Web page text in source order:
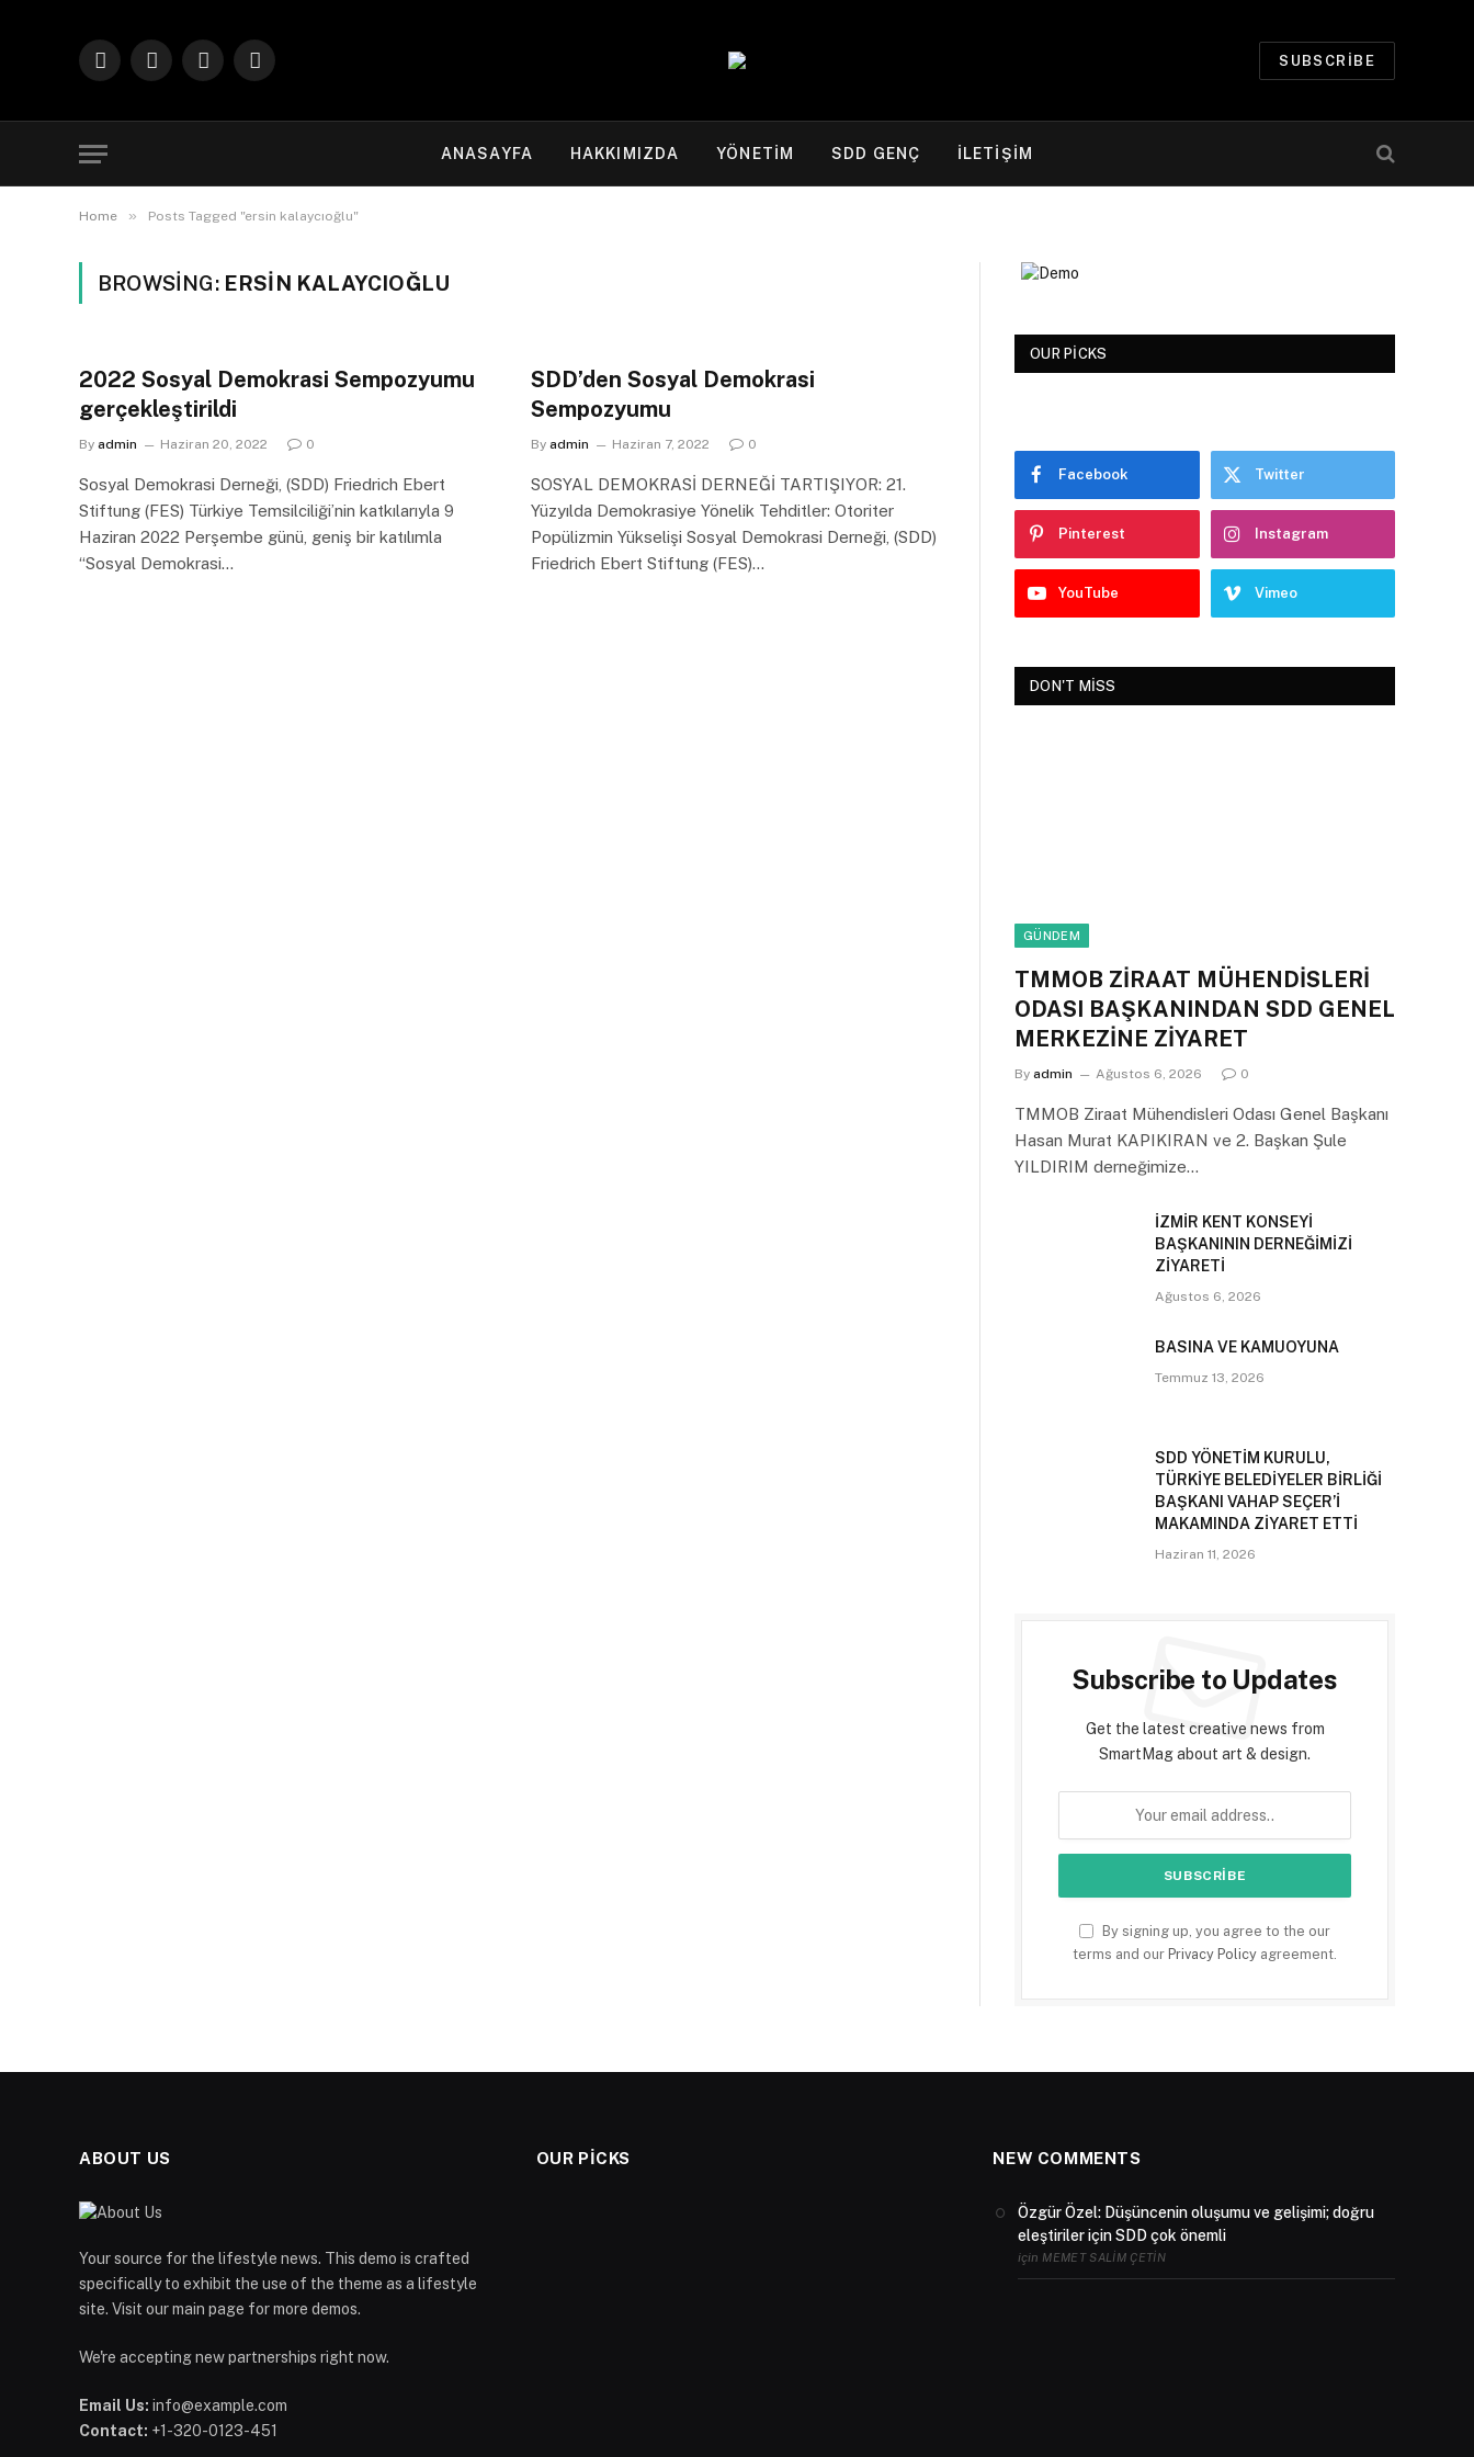
Facebook
X
InstagramYouTube
SUBSCRIBE
ANASAYFA HAKKIMIZDA YÖNETİM SDD GENÇ İLETİŞİM
Home » Posts Tagged "ersin kalaycıoğlu"
BROWSING: ERSIN KALAYCIOĞLU
2022 Sosyal Demokrasi Sempozyumu
gerçekleştirildi
By admin Haziran 20, 2022 0
Sosyal Demokrasi Derneği, (SDD) Friedrich Ebert
Stiftung (FES) Türkiye Temsilciliği’nin katkılarıyla 9
Haziran 2022 Perşembe günü, geniş bir katılımla
“Sosyal Demokrasi…
SDD’den Sosyal Demokrasi
Sempozyumu
By admin Haziran 7, 2022 0
SOSYAL DEMOKRASİ DERNEĞİ TARTIŞIYOR: 21.
Yüzyılda Demokrasiye Yönelik Tehditler: Otoriter
Popülizmin Yükselişi Sosyal Demokrasi Derneği, (SDD)
Friedrich Ebert Stiftung (FES)…
OUR PICKS
Facebook Twitter
Pinterest Instagram
YouTube Vimeo
DON'T MISS
GÜNDEM
TMMOB ZİRAAT MÜHENDİSLERİ
ODASI BAŞKANINDAN SDD GENEL
MERKEZİNE ZİYARET
By admin Ağustos 6, 2026 0
TMMOB Ziraat Mühendisleri Odası Genel Başkanı
Hasan Murat KAPIKIRAN ve 2. Başkan Şule
YILDIRIM derneğimize…
İZMİR KENT KONSEYİ
BAŞKANININ DERNEĞİMİZİ
ZİYARETİ
Ağustos 6, 2026
BASINA VE KAMUOYUNA
Temmuz 13, 2026
SDD YÖNETİM KURULU,
TÜRKİYE BELEDİYELER BİRLİĞİ
BAŞKANI VAHAP SEÇER’İ
MAKAMINDA ZİYARET ETTİ
Haziran 11, 2026
Subscribe to Updates
Get the latest creative news from
SmartMag about art & design.
By signing up, you agree to the our
terms and our Privacy Policy agreement.
ABOUT US
Your source for the lifestyle news. This demo is crafted
specifically to exhibit the use of the theme as a lifestyle
site. Visit our main page for more demos.
We're accepting new partnerships right now.
Email Us: info@example.com
Contact: +1-320-0123-451
OUR PICKS NEW COMMENTS
Özgür Özel: Düşüncenin oluşumu ve gelişimi; doğru
eleştiriler için SDD çok önemli
için MEMET SALIM ÇETIN